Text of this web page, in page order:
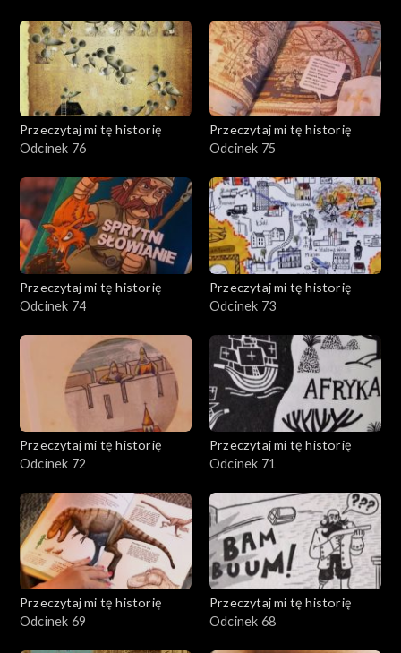
Przeczytaj mi tę historię
Odcinek 76
Przeczytaj mi tę historię
Odcinek 75
Przeczytaj mi tę historię
Odcinek 74
Przeczytaj mi tę historię
Odcinek 73
Przeczytaj mi tę historię
Odcinek 72
Przeczytaj mi tę historię
Odcinek 71
Przeczytaj mi tę historię
Odcinek 69
Przeczytaj mi tę historię
Odcinek 68